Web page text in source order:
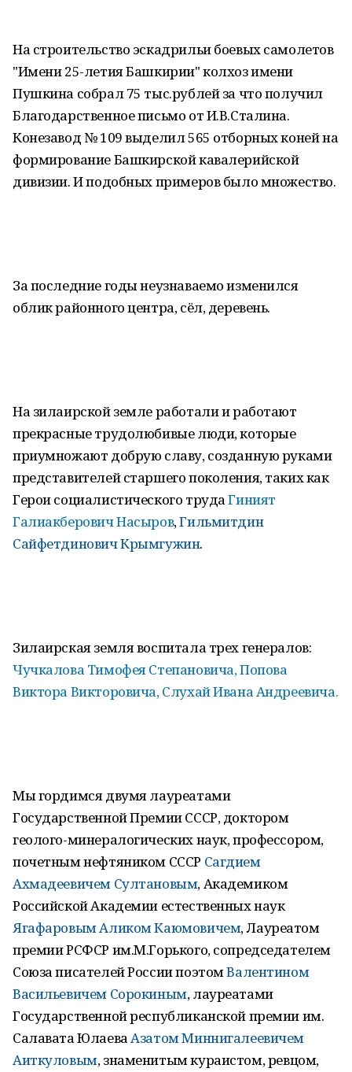
На строительство эскадрильи боевых самолетов
"Имени 25-летия Башкирии" колхоз имени
Пушкина собрал 75 тыс.рублей за что получил
Благодарственное письмо от И.В.Сталина.
Конезавод № 109 выделил 565 отборных коней на
формирование Башкирской кавалерийской
дивизии. И подобных примеров было множество.
За последние годы неузнаваемо изменился
облик районного центра, сёл, деревень.
На зилаирской земле работали и работают
прекрасные трудолюбивые люди, которые
приумножают добрую славу, созданную руками
представителей старшего поколения, таких как
Герои социалистического трудаГиният
Галиакберович Насыров,Гильмитдин
Сайфетдинович Крымгужин.
Зилаирская земля воспитала трех генералов:
Чучкалова Тимофея Степановича, Попова
Виктора Викторовича, Слухай Ивана Андреевича.
Мы гордимся двумя лауреатами
Государственной Премии СССР, доктором
геолого-минералогических наук, профессором,
почетным нефтяником СССР Сагдием
Ахмадеевичем Султановым, Академиком
Российской Академии естественных наук
Ягафаровым Аликом Каюмовичем, Лауреатом
премии РСФСР им.М.Горького, сопредседателем
Союза писателей России поэтомВалентином
Васильевичем Сорокиным, лауреатами
Государственной республиканской премии им.
Салавата ЮлаеваАзатом Миннигалеевичем
Аиткуловым,знаменитым кураистом, ревцом,